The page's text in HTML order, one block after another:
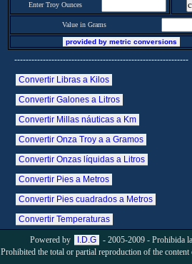
Enter Troy Ounces
Value in Grams
provided by metric conversions
-------------------------------------------------------------
Convertir Libras a Kilos
Convertir Galones a Litros
Convertir Millas náuticas a Km
Convertir Onza Troy a a Gramos
Convertir Onzas líquidas a Litros
Convertir Pies a Metros
Convertir Pies cuadrados a Metros
Convertir Temperaturas
Powered by I.D.G
- 2005-2009 - Prohibida
Prohibited the total or partial reproduction of the